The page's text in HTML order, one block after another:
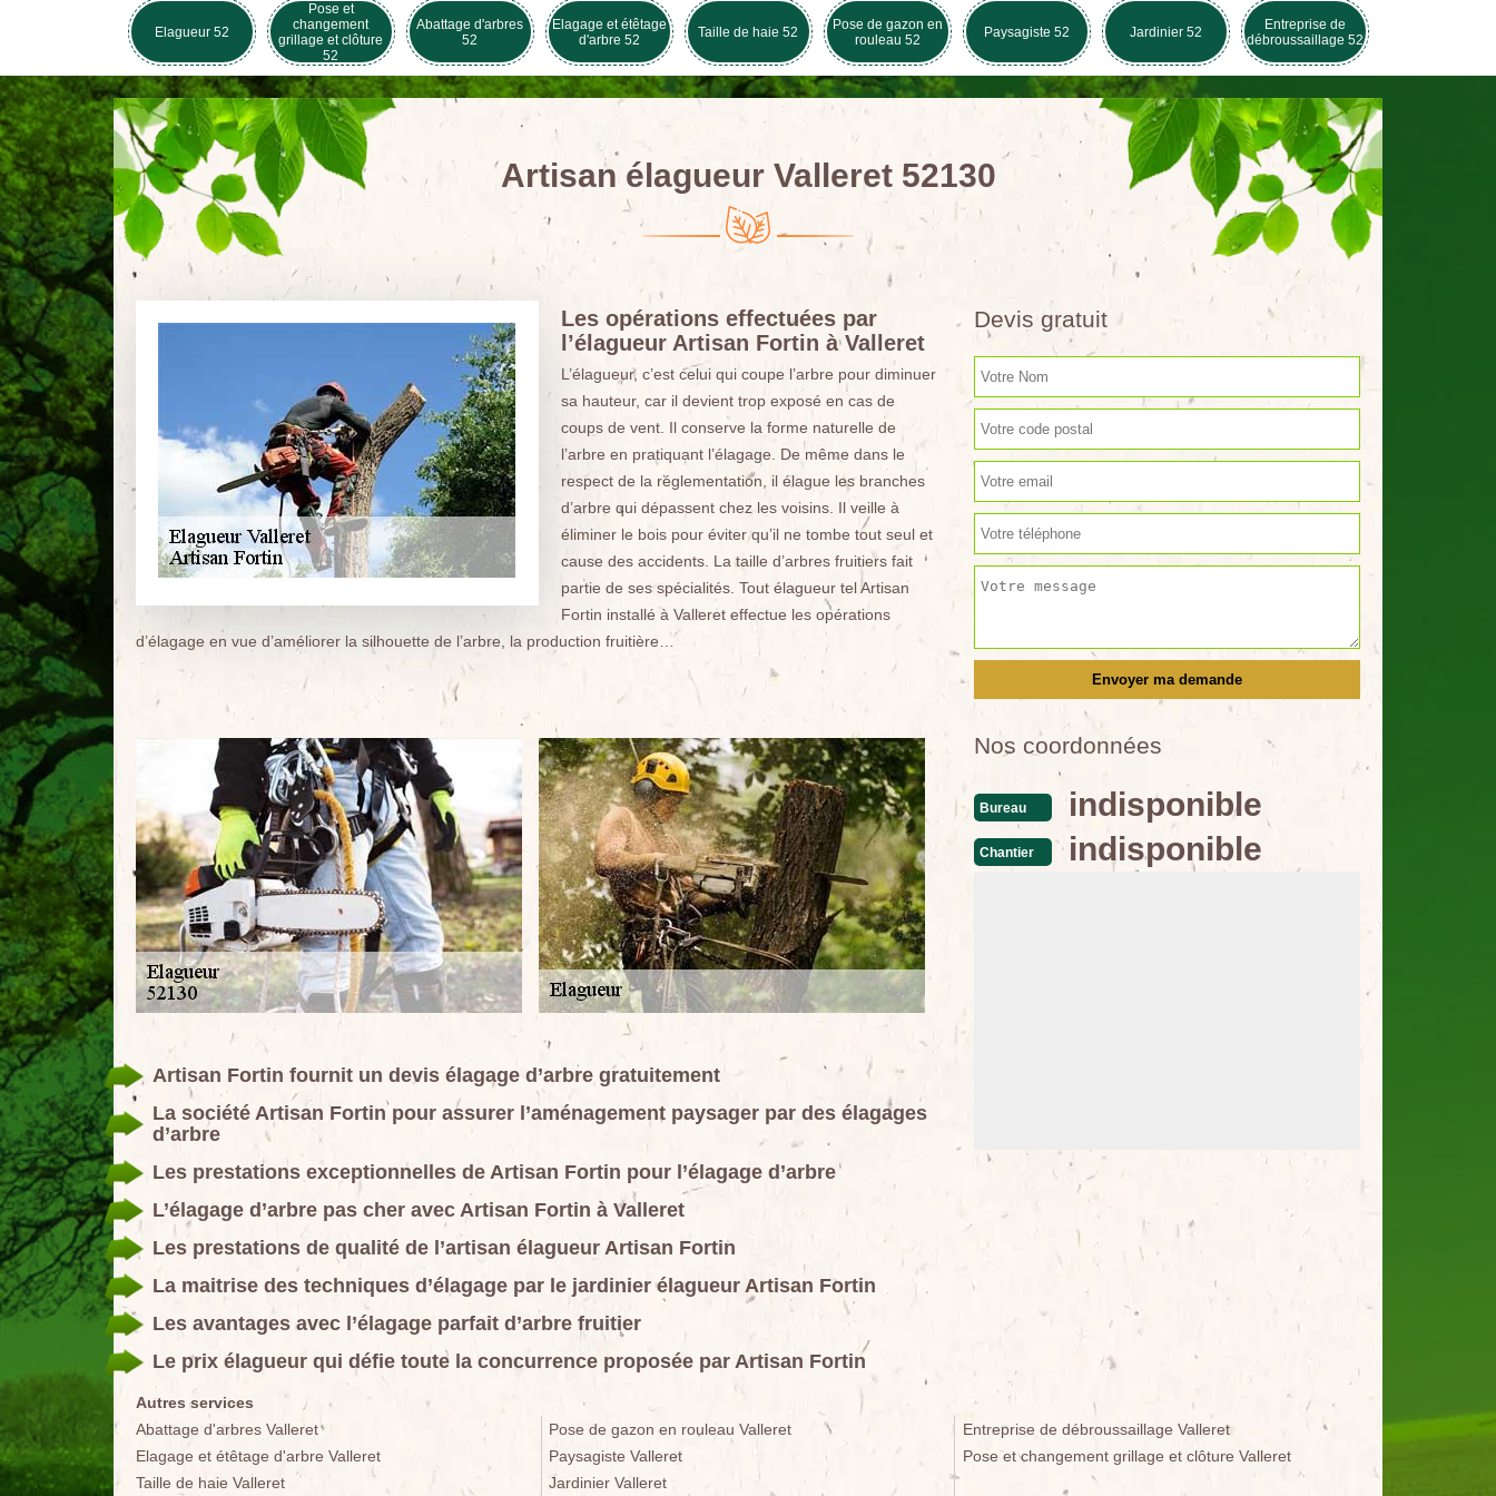
Elagueur 52
Pose et
changement
grillage et clôture
52
Abattage d'arbres
52
Elagage et étêtage
d'arbre 52
Taille de haie 52
Pose de gazon en
rouleau 52
Paysagiste 52 Jardinier 52
Entreprise de
débroussaillage 52
Artisan élagueur Valleret 52130
Les opérations effectuées par
l’élagueur Artisan Fortin à Valleret
L’élagueur, c’est celui qui coupe l’arbre pour diminuer
sa hauteur, car il devient trop exposé en cas de
coups de vent. Il conserve la forme naturelle de
l’arbre en pratiquant l’élagage. De même dans le
respect de la réglementation, il élague les branches
d’arbre qui dépassent chez les voisins. Il veille à
éliminer le bois pour éviter qu’il ne tombe tout seul et
cause des accidents. La taille d’arbres fruitiers fait
partie de ses spécialités. Tout élagueur tel Artisan
Fortin installé à Valleret effectue les opérations
d’élagage en vue d’améliorer la silhouette de l’arbre, la production fruitière…
Artisan Fortin fournit un devis élagage d’arbre gratuitement
La société Artisan Fortin pour assurer l’aménagement paysager par des élagages
d’arbre
Les prestations exceptionnelles de Artisan Fortin pour l’élagage d’arbre
L’élagage d’arbre pas cher avec Artisan Fortin à Valleret
Les prestations de qualité de l’artisan élagueur Artisan Fortin
La maitrise des techniques d’élagage par le jardinier élagueur Artisan Fortin
Les avantages avec l’élagage parfait d’arbre fruitier
Le prix élagueur qui défie toute la concurrence proposée par Artisan Fortin
Devis gratuit
Nos coordonnées
Bureau indisponible
Chantier indisponible
Autres services
Abattage d'arbres Valleret
Elagage et étêtage d'arbre Valleret
Taille de haie Valleret
Pose de gazon en rouleau Valleret
Paysagiste Valleret
Jardinier Valleret
Entreprise de débroussaillage Valleret
Pose et changement grillage et clôture Valleret